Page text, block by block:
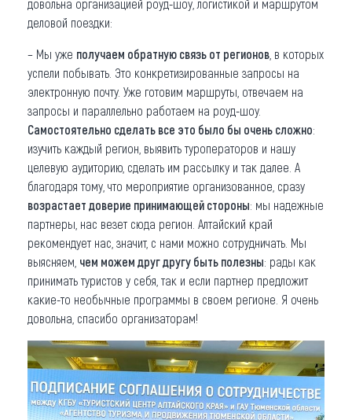
довольна организацией роуд-шоу, логистикой и маршрутом
деловой поездки:
– Мы уже получаем обратную связь от регионов , в которых
успели побывать. Это конкретизированные запросы на
электронную почту. Уже готовим маршруты, отвечаем на
запросы и параллельно работаем на роуд-шоу.
Самостоятельно сделать все это было бы очень сложно:
изучить каждый регион, выявить туроператоров и нашу
целевую аудиторию, сделать им рассылку и так далее. А
благодаря тому, что мероприятие организованное, сразу
возрастает доверие принимающей стороны: мы надежные
партнеры, нас везет сюда регион. Алтайский край
рекомендует нас, значит, с нами можно сотрудничать. Мы
выясняем, чем можем друг другу быть полезны: рады как
принимать туристов у себя, так и если партнер предложит
какие-то необычные программы в своем регионе. Я очень
довольна, спасибо организаторам!